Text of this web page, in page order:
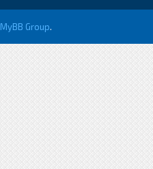
MyBB Group.